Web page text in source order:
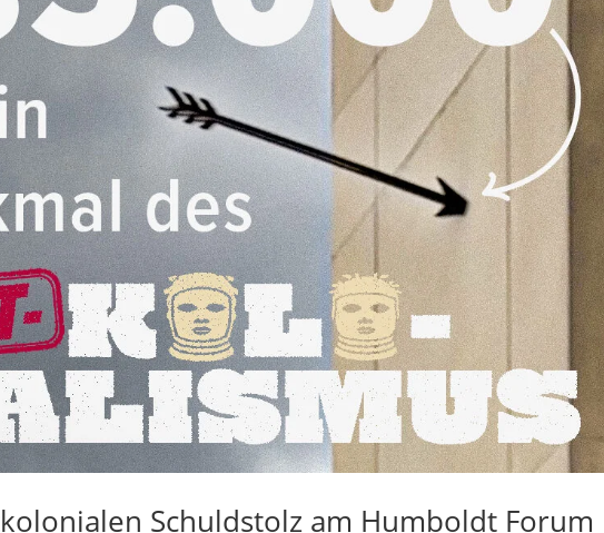
Schuldstolz am Humboldt Forum